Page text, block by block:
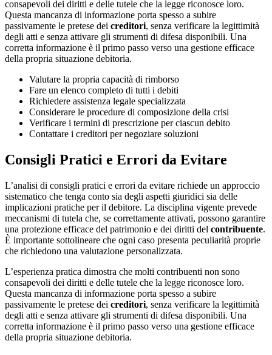
consapevoli dei diritti e delle tutele che la legge riconosce loro.
Questa mancanza di informazione porta spesso a subire
passivamente le pretese dei creditori, senza verificare la legittimità
degli atti e senza attivare gli strumenti di difesa disponibili. Una
corretta informazione è il primo passo verso una gestione efficace
della propria situazione debitoria.
Valutare la propria capacità di rimborso
Fare un elenco completo di tutti i debiti
Richiedere assistenza legale specializzata
Considerare le procedure di composizione della crisi
Verificare i termini di prescrizione per ciascun debito
Contattare i creditori per negoziare soluzioni
Consigli Pratici e Errori da Evitare
L’analisi di consigli pratici e errori da evitare richiede un approccio
sistematico che tenga conto sia degli aspetti giuridici sia delle
implicazioni pratiche per il debitore. La disciplina vigente prevede
meccanismi di tutela che, se correttamente attivati, possono garantire
una protezione efficace del patrimonio e dei diritti del contribuente.
È importante sottolineare che ogni caso presenta peculiarità proprie
che richiedono una valutazione personalizzata.
L’esperienza pratica dimostra che molti contribuenti non sono
consapevoli dei diritti e delle tutele che la legge riconosce loro.
Questa mancanza di informazione porta spesso a subire
passivamente le pretese dei creditori, senza verificare la legittimità
degli atti e senza attivare gli strumenti di difesa disponibili. Una
corretta informazione è il primo passo verso una gestione efficace
della propria situazione debitoria.